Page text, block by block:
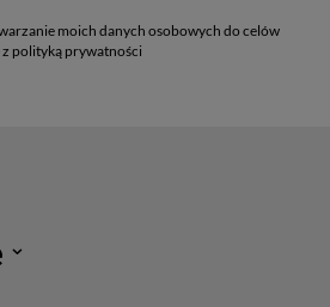
moich danych osobowych do celów
polityką prywatności